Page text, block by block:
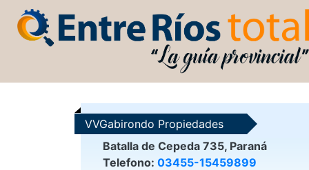
VVGabirondo Propiedades
Batalla de Cepeda 735, Paraná
Telefono: 03455-15459899